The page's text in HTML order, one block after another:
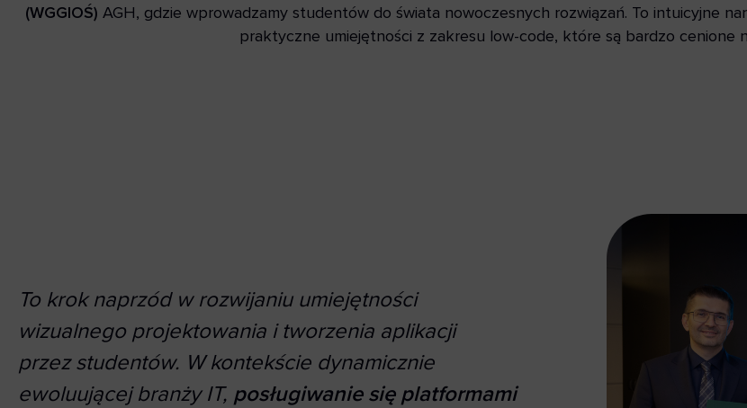
(WGGIOŚ) AGH, gdzie wprowadzamy studentów do świata nowoczesnych rozwiązań. To intuicyjne
praktyczne umiejętności z zakresu low-code, które są bardzo cenione
To krok naprzód w rozwijaniu umiejętności
wizualnego projektowania i tworzenia aplikacji
przez studentów. W kontekście dynamicznie
ewoluującej branży IT, posługiwanie się platformami